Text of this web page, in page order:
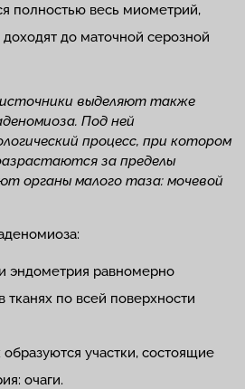
полностью весь миометрий,
до маточной серозной
выделяют также
Под ней
процесс, при котором
за пределы
органы малого таза: мочевой
эндометрия равномерно
тканях по всей поверхности
образуются участки, состоящие
очаги.